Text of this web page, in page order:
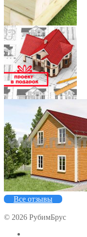
7
Все отзывы
© 2026 РубимБрус